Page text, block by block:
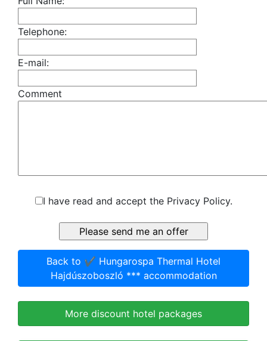
Telephone:
E-mail:
Comment
I have read and accept the Privacy Policy.
Back to ✔️ Hungarospa Thermal Hotel
Hajdúszoboszló *** accommodation
More discount hotel packages